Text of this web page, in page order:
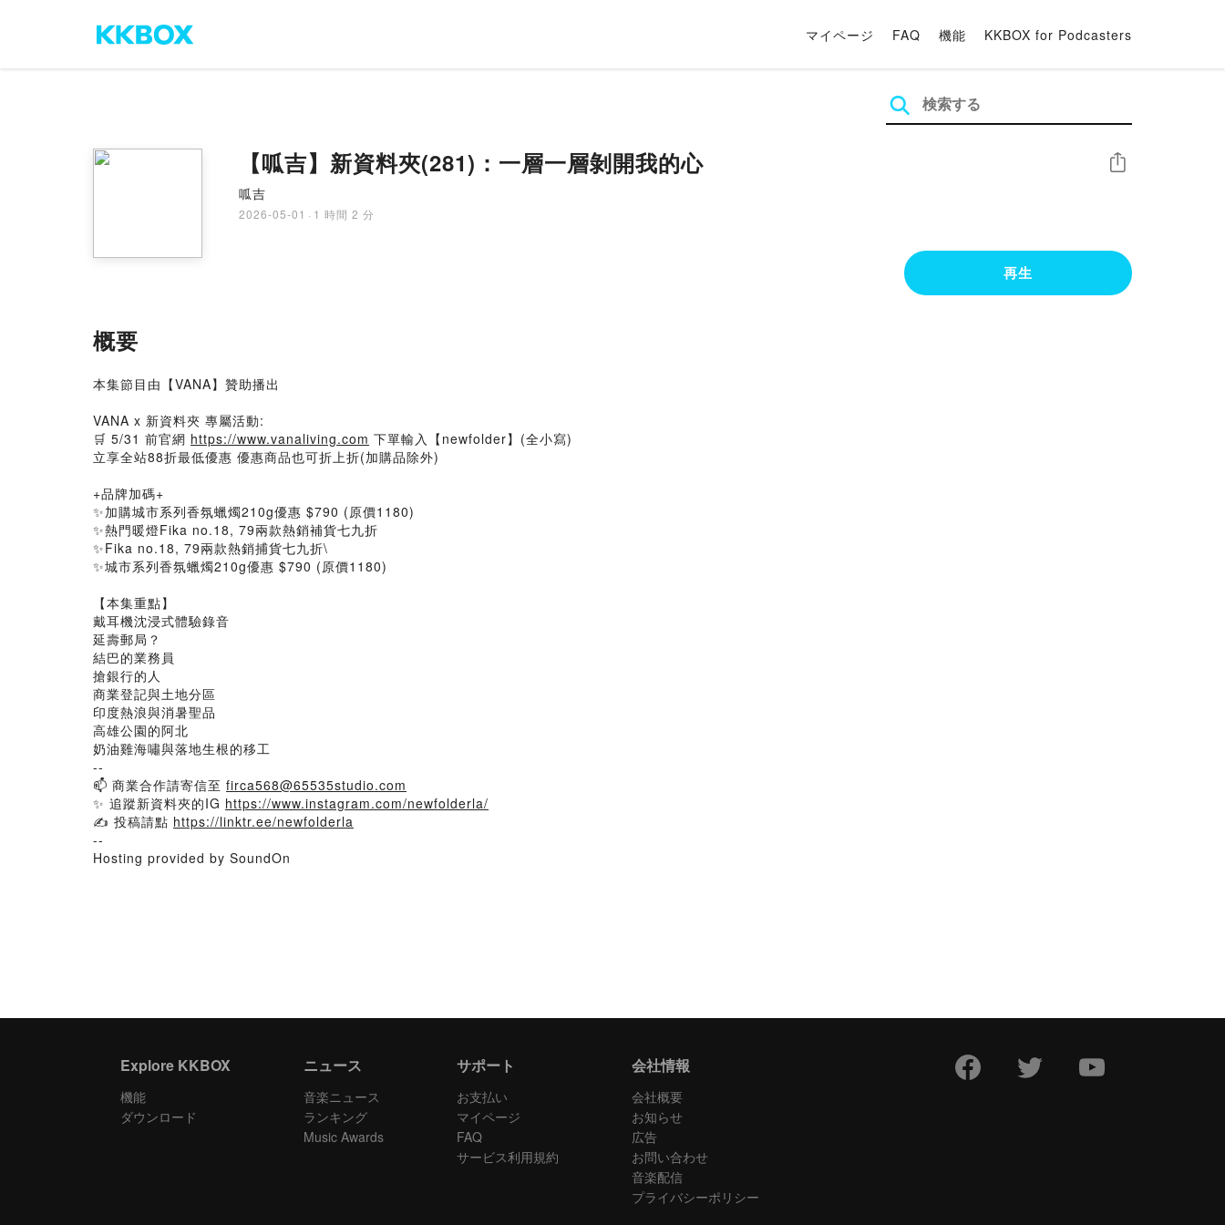
マイページ FAQ 機能 KKBOX for Podcasters
【呱吉】新資料夾(281)：一層一層剝開我的心
呱吉
2026-05-01 · 1 時間 2 分
シェア
再生
概要
本集節目由【VANA】贊助播出
VANA x 新資料夾 專屬活動:
🛒 5/31 前官網 https://www.vanaliving.com 下單輸入【newfolder】(全小寫)
立享全站88折最低優惠 優惠商品也可折上折(加購品除外)
+品牌加碼+
✨加購城市系列香氛蠟燭210g優惠 $790 (原價1180)
✨熱門暖燈Fika no.18, 79兩款熱銷補貨七九折
✨Fika no.18, 79兩款熱銷捕貨七九折\
✨城市系列香氛蠟燭210g優惠 $790 (原價1180)
【本集重點】
戴耳機沈浸式體驗錄音
延壽郵局？
結巴的業務員
搶銀行的人
商業登記與土地分區
印度熱浪與消暑聖品
高雄公園的阿北
奶油雞海嘯與落地生根的移工
--
📫 商業合作請寄信至 firca568@65535studio.com
✨ 追蹤新資料夾的IG https://www.instagram.com/newfolderla/
✍️ 投稿請點 https://linktr.ee/newfolderla
--
Hosting provided by SoundOn
Explore KKBOX
機能
ダウンロード
ニュース
音楽ニュース
ランキング
Music Awards
サポート
お支払い
マイページ
FAQ
サービス利用規約
会社情報
会社概要
お知らせ
広告
お問い合わせ
音楽配信
プライバシーポリシー